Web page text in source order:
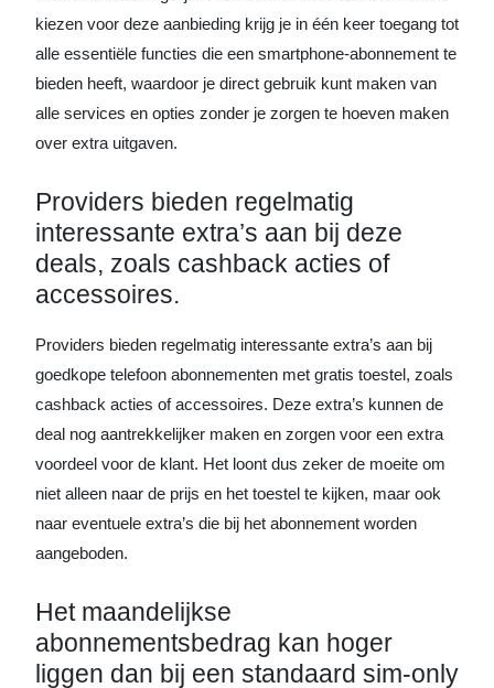
kiezen voor deze aanbieding krijg je in één keer toegang tot
alle essentiële functies die een smartphone-abonnement te
bieden heeft, waardoor je direct gebruik kunt maken van
alle services en opties zonder je zorgen te hoeven maken
over extra uitgaven.
Providers bieden regelmatig
interessante extra’s aan bij deze
deals, zoals cashback acties of
accessoires.
Providers bieden regelmatig interessante extra’s aan bij
goedkope telefoon abonnementen met gratis toestel, zoals
cashback acties of accessoires. Deze extra’s kunnen de
deal nog aantrekkelijker maken en zorgen voor een extra
voordeel voor de klant. Het loont dus zeker de moeite om
niet alleen naar de prijs en het toestel te kijken, maar ook
naar eventuele extra’s die bij het abonnement worden
aangeboden.
Het maandelijkse
abonnementsbedrag kan hoger
liggen dan bij een standaard sim-only